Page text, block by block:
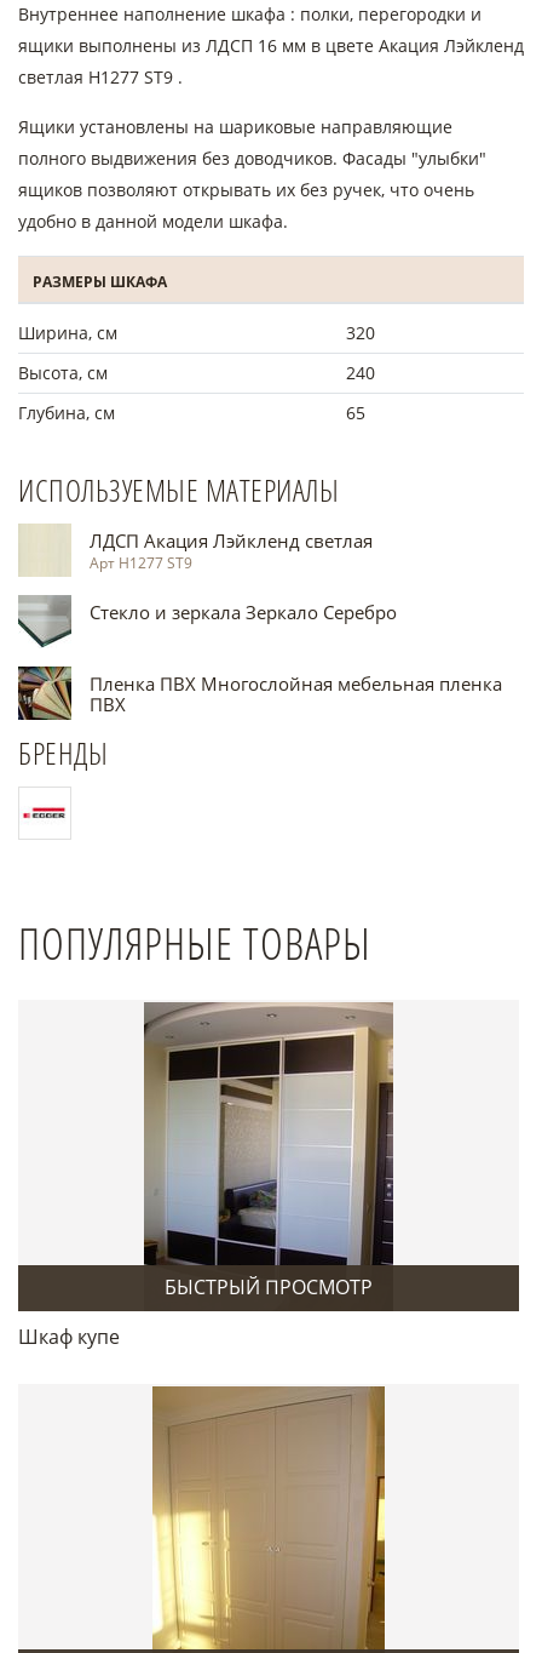
Внутреннее наполнение шкафа : полки, перегородки и
ящики выполнены из ЛДСП 16 мм в цвете Акация Лэйкленд
светлая Н1277 ST9 .
Ящики установлены на шариковые направляющие
полного выдвижения без доводчиков. Фасады "улыбки"
ящиков позволяют открывать их без ручек, что очень
удобно в данной модели шкафа.
РАЗМЕРЫ ШКАФА
Ширина, см
320
Высота, см
240
Глубина, см
65
ИСПОЛЬЗУЕМЫЕ МАТЕРИАЛЫ
ЛДСП Акация Лэйкленд светлая
Арт Н1277 ST9
Стекло и зеркала Зеркало Серебро
Пленка ПВХ Многослойная мебельная пленка
ПВХ
БРЕНДЫ
ПОПУЛЯРНЫЕ ТОВАРЫ
БЫСТРЫЙ ПРОСМОТР
Шкаф купе